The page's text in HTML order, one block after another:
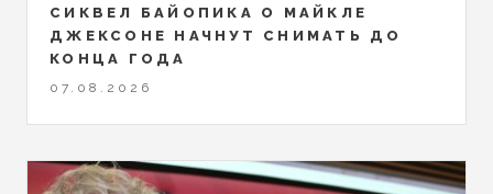
СИКВЕЛ БАЙОПИКА О МАЙКЛЕ
ДЖЕКСОНЕ НАЧНУТ СНИМАТЬ ДО
КОНЦА ГОДА
07.08.2026